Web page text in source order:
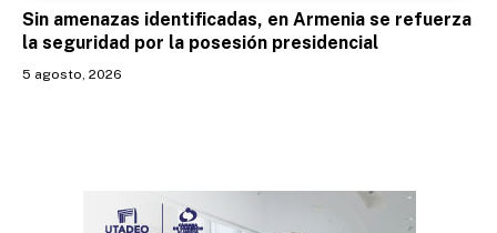
Sin amenazas identificadas, en Armenia se refuerza
la seguridad por la posesión presidencial
5 agosto, 2026